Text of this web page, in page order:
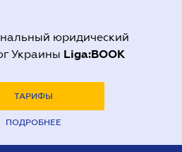
юридический
Украины Liga:BOOK
ТАРИФЫ
ПОДРОБНЕЕ